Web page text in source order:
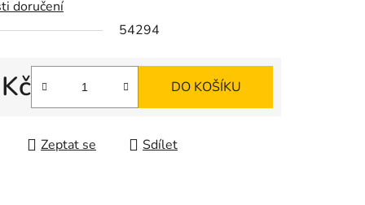
doručení
54294
cena:
DO KOŠÍKU
Zeptat se Sdílet